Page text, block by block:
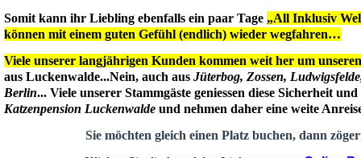
Somit kann ihr Liebling ebenfalls ein paar Tage „All Inklusiv
können mit einem guten Gefühl (endlich) wieder wegfahren…
Viele unserer langjährigen Kunden kommen weit her um
aus Luckenwalde...Nein, auch aus Jüterbog, Zossen,
Berlin... Viele unserer Stammgäste geniessen diese Sicherheit
Katzenpension Luckenwalde und nehmen daher eine weite
Sie möchten gleich einen Platz buchen, dann